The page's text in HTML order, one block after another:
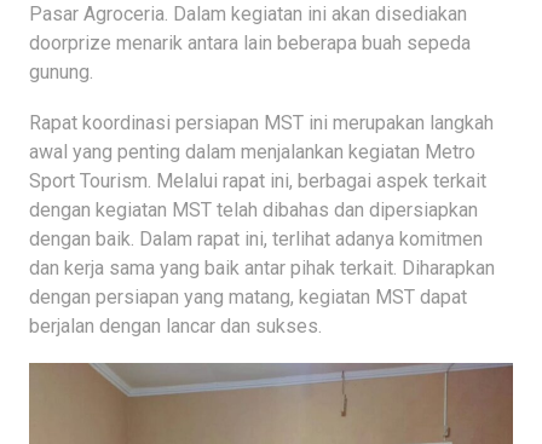
Pasar Agroceria. Dalam kegiatan ini akan disediakan
doorprize menarik antara lain beberapa buah sepeda
gunung.
Rapat koordinasi persiapan MST ini merupakan langkah
awal yang penting dalam menjalankan kegiatan Metro
Sport Tourism. Melalui rapat ini, berbagai aspek terkait
dengan kegiatan MST telah dibahas dan dipersiapkan
dengan baik. Dalam rapat ini, terlihat adanya komitmen
dan kerja sama yang baik antar pihak terkait. Diharapkan
dengan persiapan yang matang, kegiatan MST dapat
berjalan dengan lancar dan sukses.